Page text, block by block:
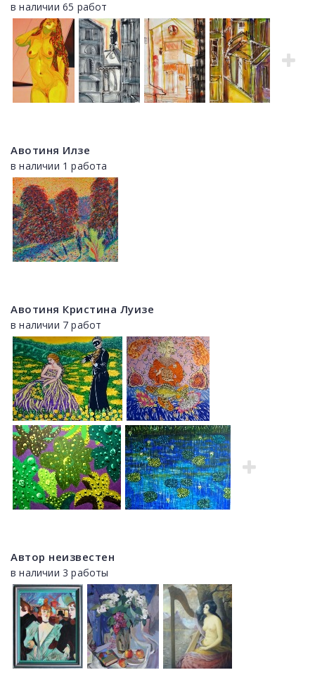
в наличии 65 работ
Авотиня Илзе
в наличии 1 работа
Авотиня Кристина Луизе
в наличии 7 работ
Автор неизвестен
в наличии 3 работы